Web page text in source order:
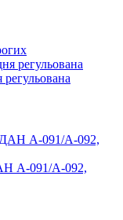
регульована
А-091/А-092,